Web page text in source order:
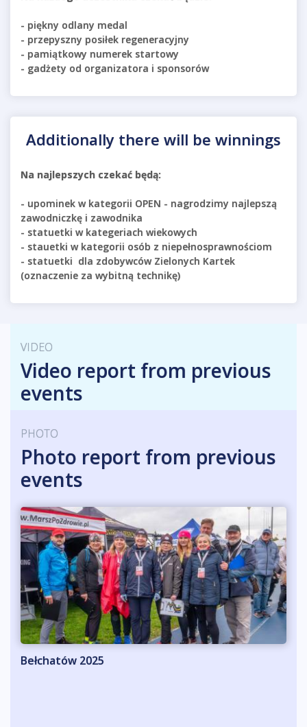
- piękny odlany medal
- przepyszny posiłek regeneracyjny
- pamiątkowy numerek startowy
- gadżety od organizatora i sponsorów
Additionally there will be winnings
Na najlepszych czekać będą:
- upominek w kategorii OPEN - nagrodzimy najlepszą
zawodniczkę i zawodnika
- statuetki w kategeriach wiekowych
- stauetki w kategorii osób z niepełnosprawnościom
- statuetki dla zdobywców Zielonych Kartek
(oznaczenie za wybitną technikę)
VIDEO
Video report from previous
events
PHOTO
Photo report from previous
events
Bełchatów 2025